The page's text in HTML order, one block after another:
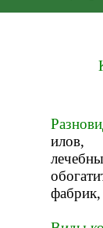
илов,